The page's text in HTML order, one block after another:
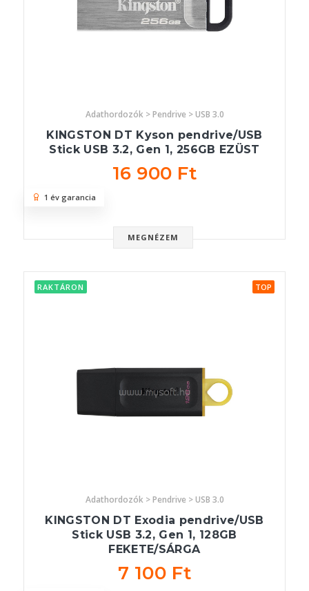
Adathordozók > Pendrive > USB 3.0
KINGSTON DT Kyson pendrive/USB
Stick USB 3.2, Gen 1, 256GB EZÜST
16 900 Ft
MEGNÉZEM
1 év garancia
RAKTÁRON TOP
Adathordozók > Pendrive > USB 3.0
KINGSTON DT Exodia pendrive/USB
Stick USB 3.2, Gen 1, 128GB
FEKETE/SÁRGA
7 100 Ft